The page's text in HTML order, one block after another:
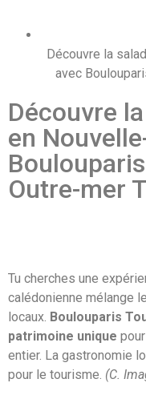
Découvre la
avec
Découvre
en
Outre-mer
Tu cherches une
calédonienne mélange
locaux. Boulouparis
patrimoine unique
entier. La gastronomie
pour le tourisme. (C.